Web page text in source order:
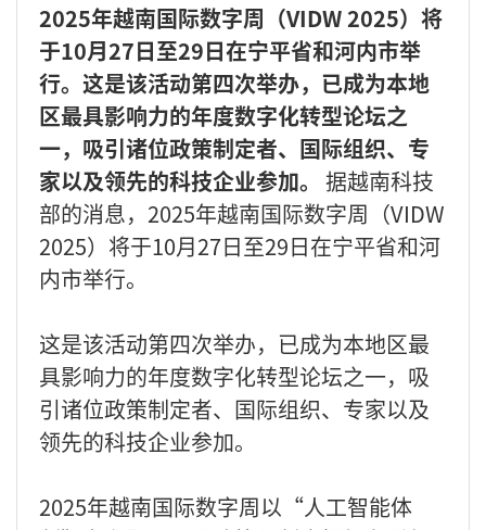
2025年越南国际数字周（VIDW 2025）将
于10月27日至29日在宁平省和河内市举
行。这是该活动第四次举办，已成为本地
区最具影响力的年度数字化转型论坛之
一，吸引诸位政策制定者、国际组织、专
家以及领先的科技企业参加。 据越南科技
部的消息，2025年越南国际数字周（VIDW
2025）将于10月27日至29日在宁平省和河
内市举行。
这是该活动第四次举办，已成为本地区最
具影响力的年度数字化转型论坛之一，吸
引诸位政策制定者、国际组织、专家以及
领先的科技企业参加。
2025年越南国际数字周以“人工智能体